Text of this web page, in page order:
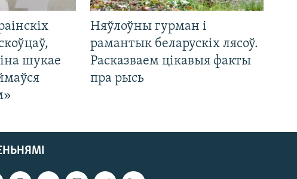
шукае
Няўлоўны гурман і
рамантык беларускіх лясоў.
Расказваем цікавыя факты
пра рысь